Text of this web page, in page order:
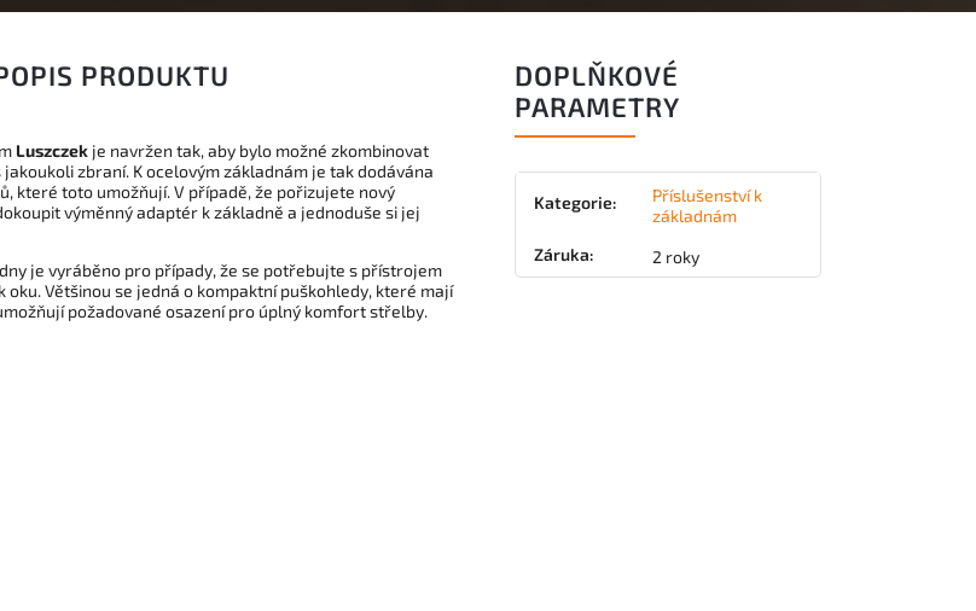
PRODUKTU
Luszczek je navržen tak, aby bylo možné zkombinovat
zbraní. K ocelovým základnám je tak dodávána
které toto umožňují. V případě, že pořizujete nový
výměnný adaptér k základně a jednoduše si jej
je vyráběno pro případy, že se potřebujte s přístrojem
oku. Většinou se jedná o kompaktní puškohledy, které mají
požadované osazení pro úplný komfort střelby.
DOPLŇKOVÉ
PARAMETRY
Kategorie:
Příslušenství k
základnám
Záruka: 2 roky